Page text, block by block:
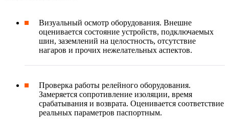
Визуальный осмотр оборудования. Внешне
оценивается состояние устройств, подключаемых
шин, заземлений на целостность, отсутствие
нагаров и прочих нежелательных аспектов.
Проверка работы релейного оборудования.
Замеряется сопротивление изоляции, время
срабатывания и возврата. Оценивается соответствие
реальных параметров паспортным.